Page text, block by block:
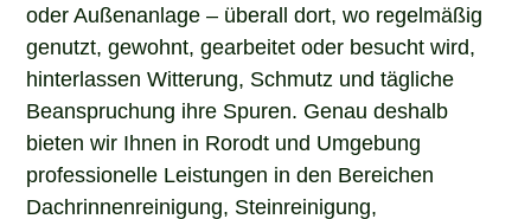
oder Außenanlage – überall dort, wo regelmäßig
genutzt, gewohnt, gearbeitet oder besucht wird,
hinterlassen Witterung, Schmutz und tägliche
Beanspruchung ihre Spuren. Genau deshalb
bieten wir Ihnen in Rorodt und Umgebung
professionelle Leistungen in den Bereichen
Dachrinnenreinigung, Steinreinigung,